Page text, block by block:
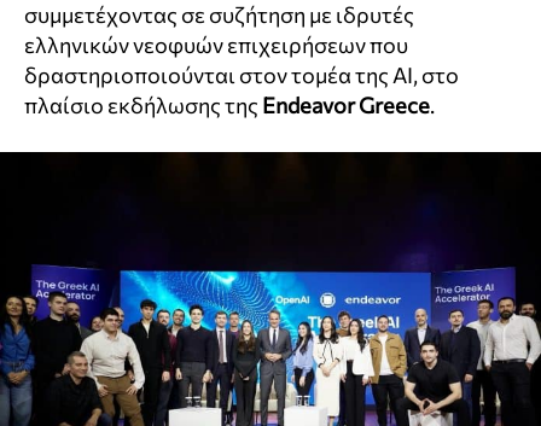
συμμετέχοντας σε συζήτηση με ιδρυτές
ελληνικών νεοφυών επιχειρήσεων που
δραστηριοποιούνται στον τομέα της AI, στο
πλαίσιο εκδήλωσης της Endeavor Greece.